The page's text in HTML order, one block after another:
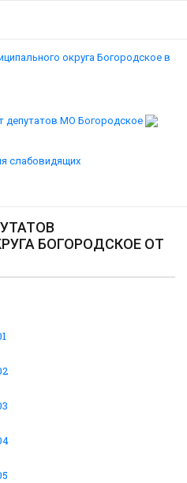
слабовидящих
БОГОРОДСКОЕ ОТ